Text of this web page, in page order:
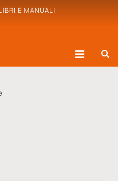
E MANUALI